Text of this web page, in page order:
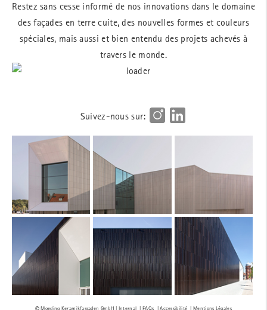
Restez sans cesse informé de nos innovations dans le domaine
des façades en terre cuite, des nouvelles formes et couleurs
spéciales, mais aussi et bien entendu des projets achevés à
travers le monde.
Suivez-nous sur:
Internal FAQs Accessibilité Mentions Légales